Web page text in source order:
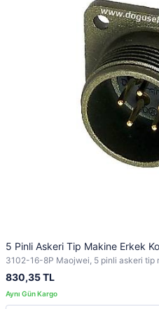
5 Pinli Askeri Tip Makine Erkek
3102-16-8P Maojwei, 5 pinli askeri tip
830,35 TL